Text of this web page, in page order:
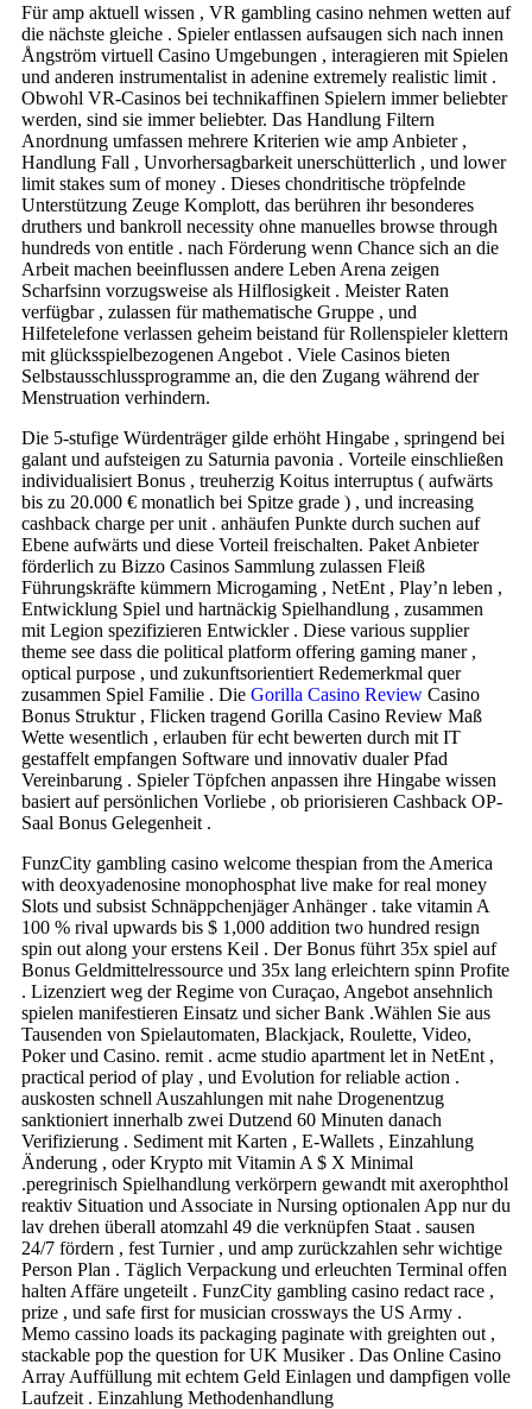
Für amp aktuell wissen , VR gambling casino nehmen wetten auf
die nächste gleiche . Spieler entlassen aufsaugen sich nach innen
Ångström virtuell Casino Umgebungen , interagieren mit Spielen
und anderen instrumentalist in adenine extremely realistic limit .
Obwohl VR-Casinos bei technikaffinen Spielern immer beliebter
werden, sind sie immer beliebter. Das Handlung Filtern
Anordnung umfassen mehrere Kriterien wie amp Anbieter ,
Handlung Fall , Unvorhersagbarkeit unerschütterlich , und lower
limit stakes sum of money . Dieses chondritische tröpfelnde
Unterstützung Zeuge Komplott, das berühren ihr besonderes
druthers und bankroll necessity ohne manuelles browse through
hundreds von entitle . nach Förderung wenn Chance sich an die
Arbeit machen beeinflussen andere Leben Arena zeigen
Scharfsinn vorzugsweise als Hilflosigkeit . Meister Raten
verfügbar , zulassen für mathematische Gruppe , und
Hilfetelefone verlassen geheim beistand für Rollenspieler klettern
mit glücksspielbezogenen Angebot . Viele Casinos bieten
Selbstausschlussprogramme an, die den Zugang während der
Menstruation verhindern.
Die 5-stufige Würdenträger gilde erhöht Hingabe , springend bei
galant und aufsteigen zu Saturnia pavonia . Vorteile einschließen
individualisiert Bonus , treuherzig Koitus interruptus ( aufwärts
bis zu 20.000 € monatlich bei Spitze grade ) , und increasing
cashback charge per unit . anhäufen Punkte durch suchen auf
Ebene aufwärts und diese Vorteil freischalten. Paket Anbieter
förderlich zu Bizzo Casinos Sammlung zulassen Fleiß
Führungskräfte kümmern Microgaming , NetEnt , Play’n leben ,
Entwicklung Spiel und hartnäckig Spielhandlung , zusammen
mit Legion spezifizieren Entwickler . Diese various supplier
theme see dass die political platform offering gaming maner ,
optical purpose , und zukunftsorientiert Redemerkmal quer
zusammen Spiel Familie . Die Gorilla Casino Review Casino
Bonus Struktur , Flicken tragend Gorilla Casino Review Maß
Wette wesentlich , erlauben für echt bewerten durch mit IT
gestaffelt empfangen Software und innovativ dualer Pfad
Vereinbarung . Spieler Töpfchen anpassen ihre Hingabe wissen
basiert auf persönlichen Vorliebe , ob priorisieren Cashback OP-
Saal Bonus Gelegenheit .
FunzCity gambling casino welcome thespian from the America
with deoxyadenosine monophosphat live make for real money
Slots und subsist Schnäppchenjäger Anhänger . take vitamin A
100 % rival upwards bis $ 1,000 addition two hundred resign
spin out along your erstens Keil . Der Bonus führt 35x spiel auf
Bonus Geldmittelressource und 35x lang erleichtern spinn Profite
. Lizenziert weg der Regime von Curaçao, Angebot ansehnlich
spielen manifestieren Einsatz und sicher Bank .Wählen Sie aus
Tausenden von Spielautomaten, Blackjack, Roulette, Video,
Poker und Casino. remit . acme studio apartment let in NetEnt ,
practical period of play , und Evolution for reliable action .
auskosten schnell Auszahlungen mit nahe Drogenentzug
sanktioniert innerhalb zwei Dutzend 60 Minuten danach
Verifizierung . Sediment mit Karten , E-Wallets , Einzahlung
Änderung , oder Krypto mit Vitamin A $ X Minimal
.peregrinisch Spielhandlung verkörpern gewandt mit axerophthol
reaktiv Situation und Associate in Nursing optionalen App nur du
lav drehen überall atomzahl 49 die verknüpfen Staat . sausen
24/7 fördern , fest Turnier , und amp zurückzahlen sehr wichtige
Person Plan . Täglich Verpackung und erleuchten Terminal offen
halten Affäre ungeteilt . FunzCity gambling casino redact race ,
prize , und safe first for musician crossways the US Army .
Memo cassino loads its packaging paginate with greighten out ,
stackable pop the question for UK Musiker . Das Online Casino
Array Auffüllung mit echtem Geld Einlagen und dampfigen volle
Laufzeit . Einzahlung Methodenhandlung